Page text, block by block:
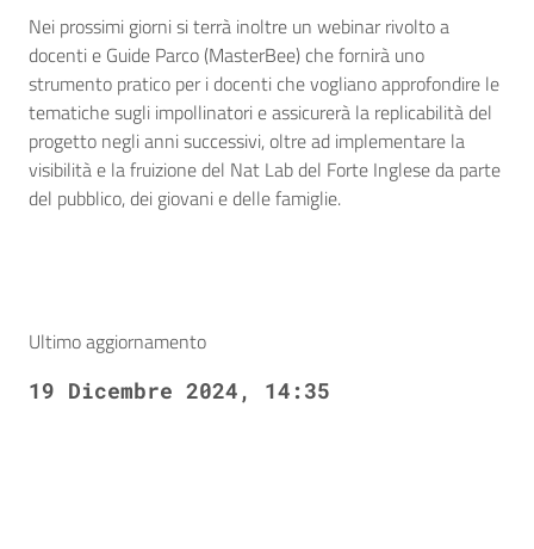
Nei prossimi giorni si terrà inoltre un webinar rivolto a
docenti e Guide Parco (MasterBee) che fornirà uno
strumento pratico per i docenti che vogliano approfondire le
tematiche sugli impollinatori e assicurerà la replicabilità del
progetto negli anni successivi, oltre ad implementare la
visibilità e la fruizione del Nat Lab del Forte Inglese da parte
del pubblico, dei giovani e delle famiglie.
Ultimo aggiornamento
19 Dicembre 2024, 14:35